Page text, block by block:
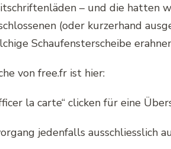
– und die hatten
(oder kurzerhand
Schaufensterscheibe
von free.fr ist hier:
la carte“ clicken für eine
jedenfalls ausschliesslich